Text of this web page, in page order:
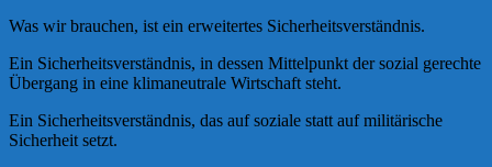
Was wir brauchen, ist ein erweitertes Sicherheitsverständnis.
Ein Sicherheitsverständnis, in dessen Mittelpunkt der sozial gerechte
Übergang in eine klimaneutrale Wirtschaft steht.
Ein Sicherheitsverständnis, das auf soziale statt auf militärische
Sicherheit setzt.